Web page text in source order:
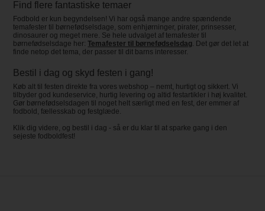
Find flere fantastiske temaer
Fodbold er kun begyndelsen! Vi har også mange andre spændende
temafester til børnefødselsdage, som enhjørninger, pirater, prinsesser,
dinosaurer og meget mere. Se hele udvalget af temafester til
børnefødselsdage her:Temafester til børnefødselsdag. Det gør det let at
finde netop det tema, der passer til dit barns interesser.
Bestil i dag og skyd festen i gang!
Køb alt til festen direkte fra vores webshop – nemt, hurtigt og sikkert. Vi
tilbyder god kundeservice, hurtig levering og altid festartikler i høj kvalitet.
Gør børnefødselsdagen til noget helt særligt med en fest, der emmer af
fodbold, fællesskab og festglæde.
Klik dig videre, og bestil i dag - så er du klar til at sparke gang i den
sejeste fodboldfest!